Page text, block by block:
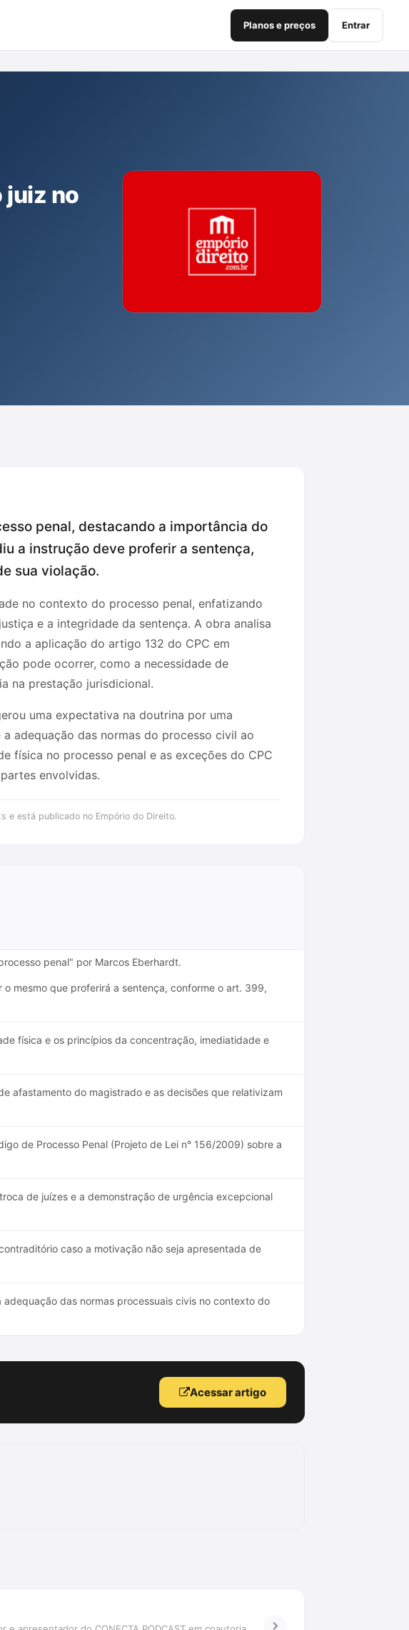
Planos e preços Entrar
juiz no
penal, destacando a importância do
a instrução deve proferir a sentença,
sua violação.
no contexto do processo penal, enfatizando
e a integridade da sentença. A obra analisa
a aplicação do artigo 132 do CPC em
pode ocorrer, como a necessidade de
na prestação jurisdicional.
uma expectativa na doutrina por uma
adequação das normas do processo civil ao
física no processo penal e as exceções do CPC
envolvidas.
e está publicado no Empório do Direito.
penal" por Marcos Eberhardt.
mesmo que proferirá a sentença, conforme o art. 399,
física e os princípios da concentração, imediatidade e
afastamento do magistrado e as decisões que relativizam
de Processo Penal (Projeto de Lei n° 156/2009) sobre a
de juízes e a demonstração de urgência excepcional
caso a motivação não seja apresentada de
adequação das normas processuais civis no contexto do
Acessar artigo